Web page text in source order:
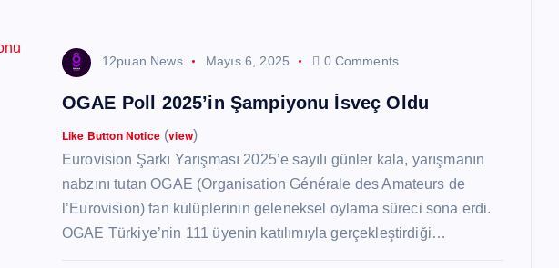
12puan News Mayıs 6, 2025 0 Comments
OGAE Poll 2025’in Şampiyonu İsveç Oldu
Like Button Notice(view)
Eurovision Şarkı Yarışması 2025’e sayılı günler kala, yarışmanın
nabzını tutan OGAE (Organisation Générale des Amateurs de
l’Eurovision) fan kulüplerinin geleneksel oylama süreci sona erdi.
OGAE Türkiye’nin 111 üyenin katılımıyla gerçekleştirdiği…